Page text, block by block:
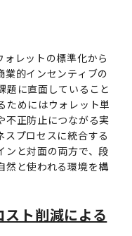
レットの標準化から
業的インセンティブの
題に直面していること
ためにはウォレット単
不正防止につながる実
スプロセスに統合する
ンと対面の両方で、段
然と使われる環境を構
ト削減による